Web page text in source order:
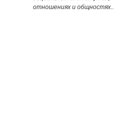
отношениях и общностях..